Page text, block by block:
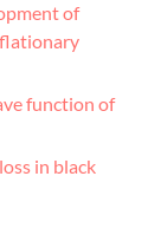
of
function of
in black